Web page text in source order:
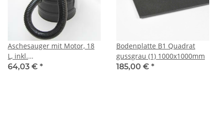
Aschesauger mit Motor, 18
L, inkl.
Selbstreinigungsfunktion
64,03 € *
Bodenplatte B1 Quadrat
gussgrau (1) 1000x1000mm
185,00 € *